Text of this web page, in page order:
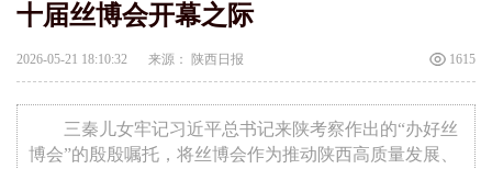
十届丝博会开幕之际
2026-05-21 18:10:32 来源： 陕西日报 1615
三秦儿女牢记习近平总书记来陕考察作出的“办好丝
博会”的殷殷嘱托，将丝博会作为推动陕西高质量发展、